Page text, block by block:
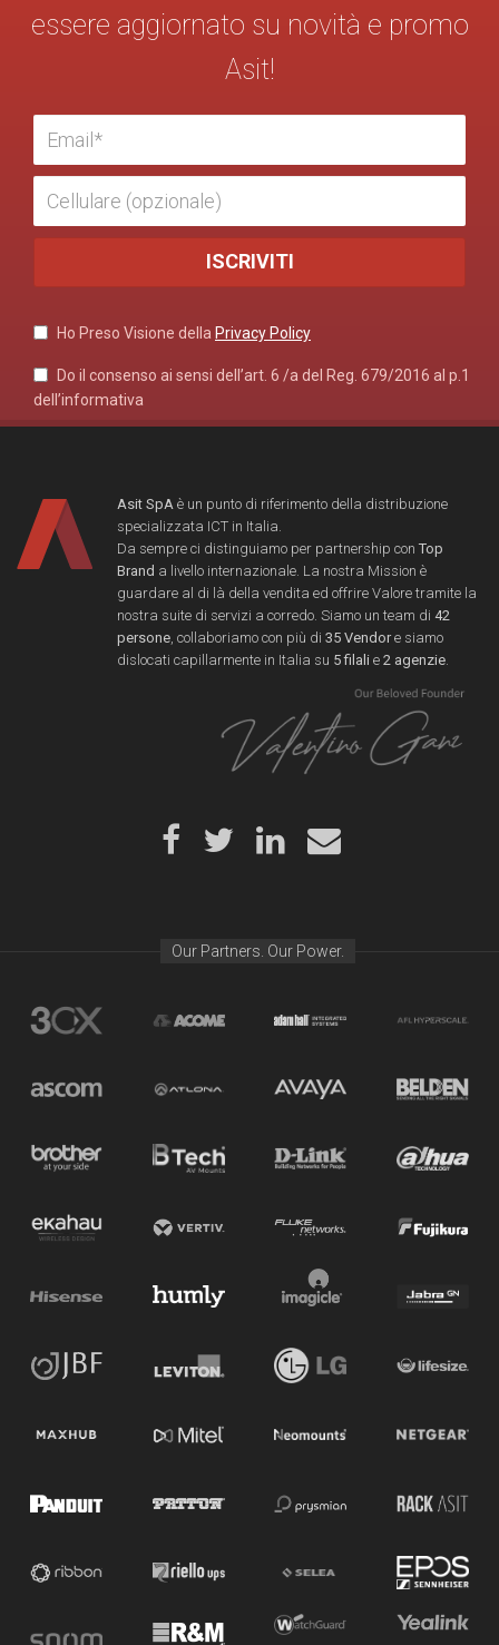
essere aggiornato su novità e promo
Asit!
Ho Preso Visione della Privacy Policy
Do il consenso ai sensi dell’art. 6 /a del Reg. 679/2016 al p.1
dell’informativa
Asit SpA è un punto di riferimento della distribuzione
specializzata ICT in Italia.
Da sempre ci distinguiamo per partnership con Top
Brand a livello internazionale. La nostra Mission è
guardare al di là della vendita ed offrire Valore tramite la
nostra suite di servizi a corredo. Siamo un team di 42
persone , collaboriamo con più di 35 Vendore siamo
dislocati capillarmente in Italia su 5 filali e 2 agenzie